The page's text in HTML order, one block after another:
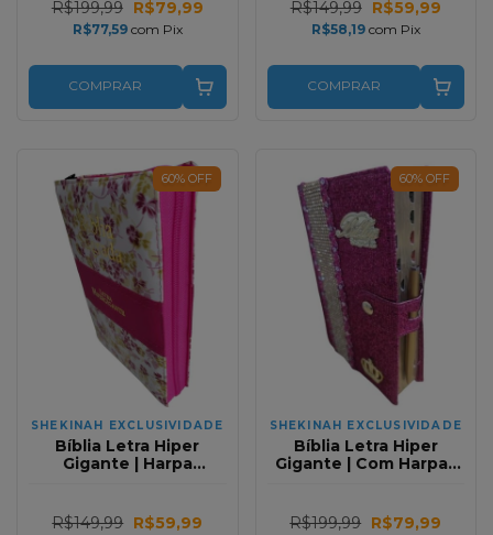
R$199,99 R$79,99
R$77,59 com Pix
COMPRAR
R$149,99 R$59,99
R$58,19 com Pix
COMPRAR
60% OFF
SHEKINAH EXCLUSIVIDADE
Bíblia Letra Hiper
Gigante | Harpa
Full Color
R$149,99 R$59,99
60% OFF
SHEKINAH EXCLUSIVIDADE
Bíblia Letra Hiper
Gigante | Com Harpa |
Color
R$199,99 R$79,99